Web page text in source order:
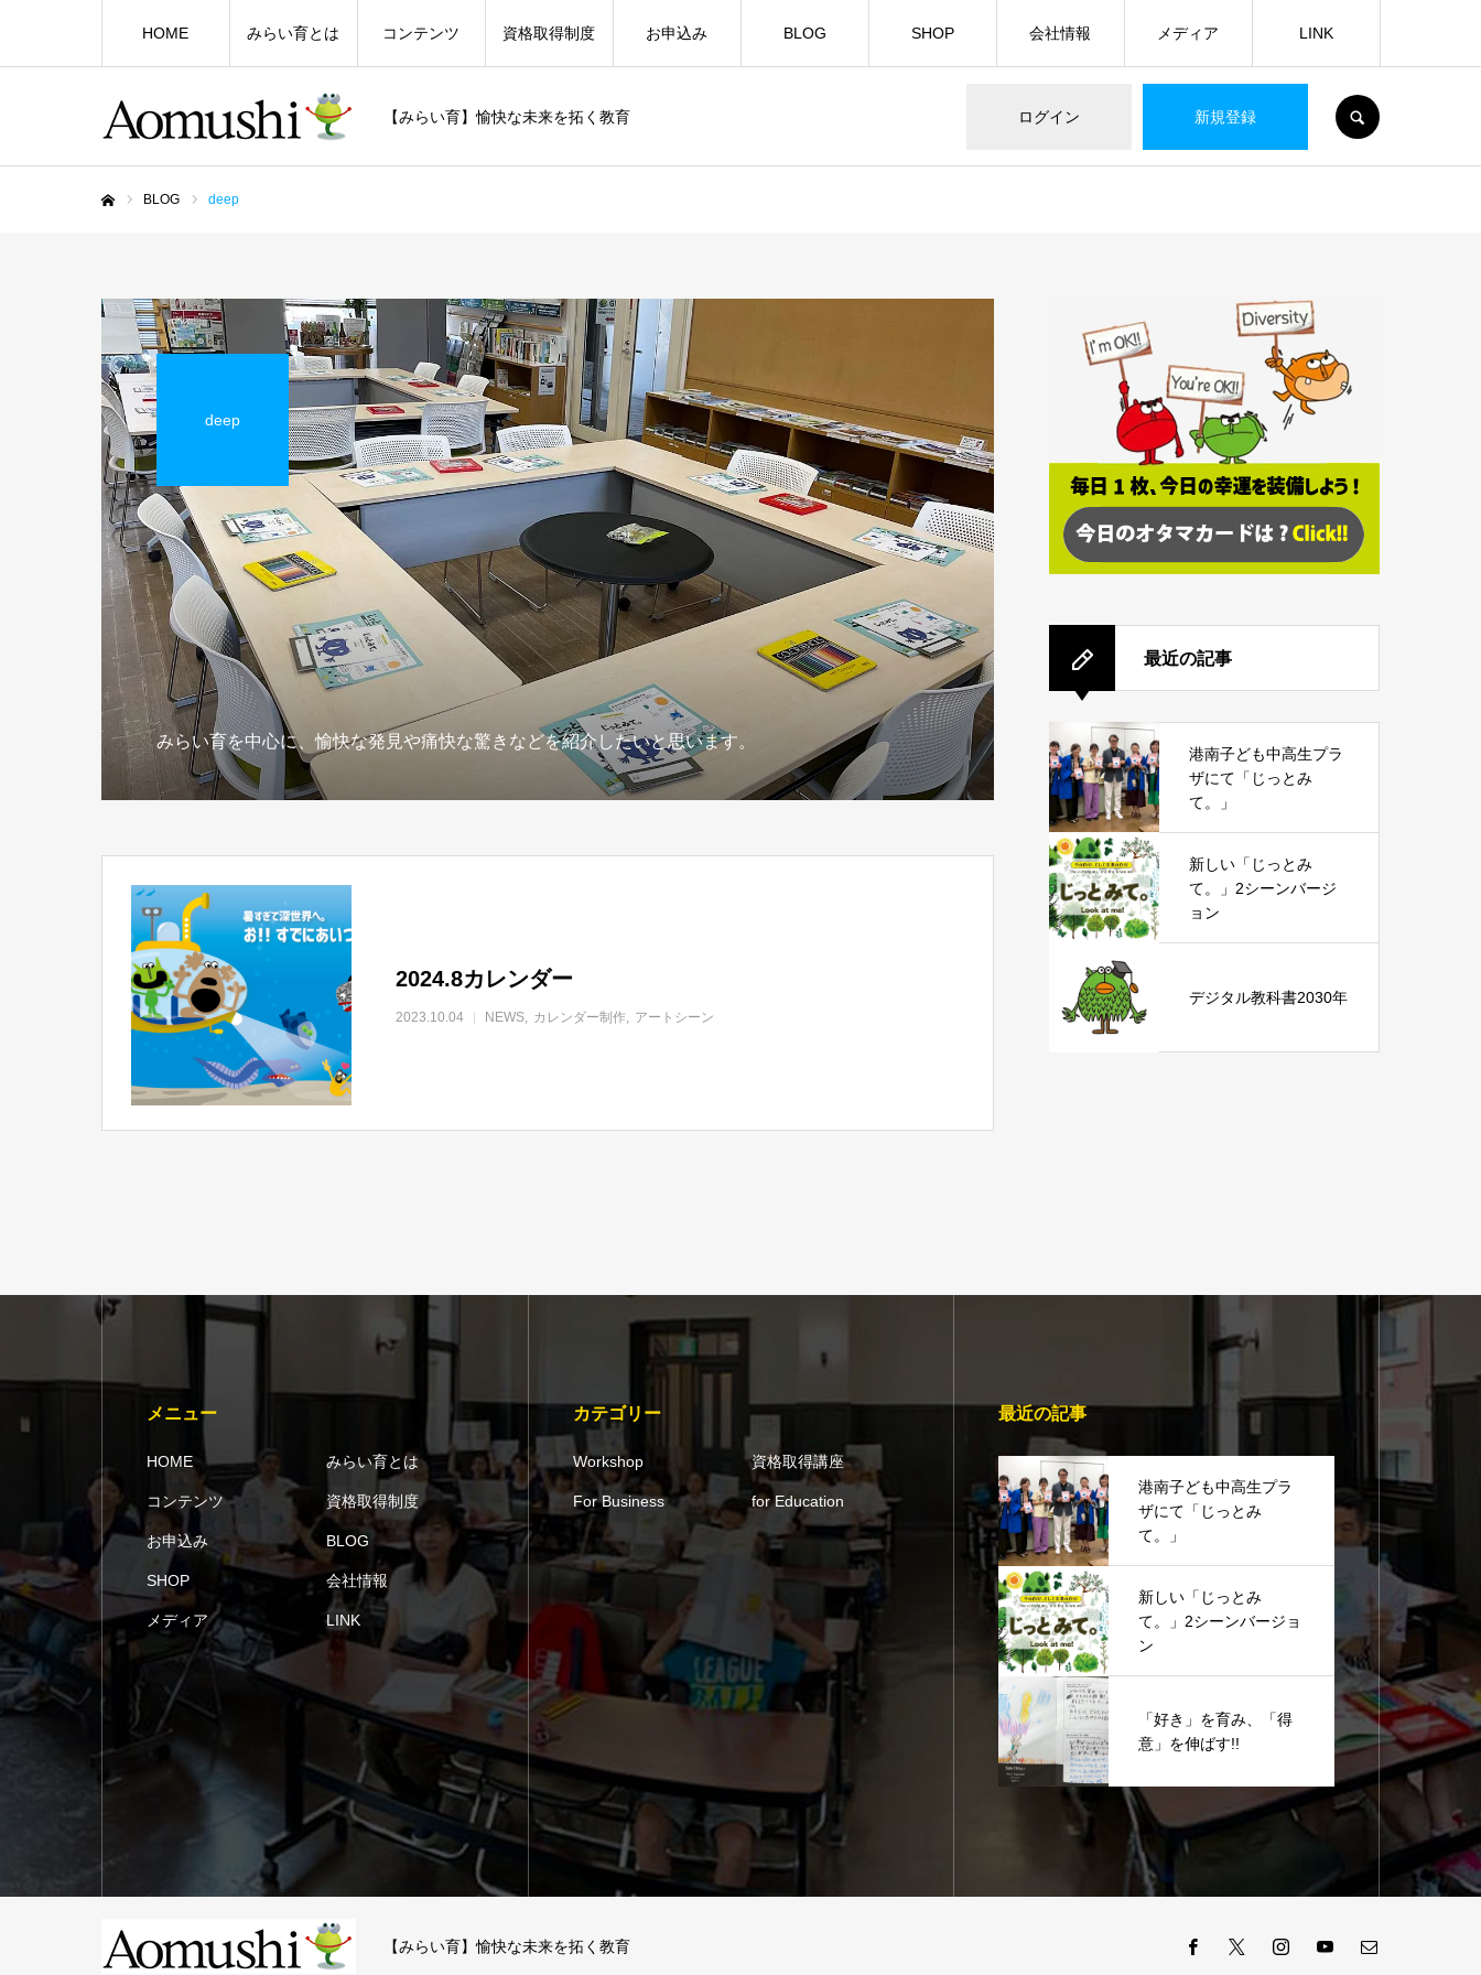
【みらい育】愉快な未来を拓く教育 ログイン 新規登録
HOME みらい育とは コンテンツ 資格取得制度 お申込み BLOG SHOP 会社情報 メディア LINK
BLOG deep
deep
みらい育を中心に、愉快な発見や痛快な驚きなどを紹介したいと思います。
2024.8カレンダー
2023.10.04 NEWS カレンダー制作 アートシーン
最近の記事
港南子ども中高生プラ
ザにて「じっとみ
て。」
新しい「じっとみ
て。」2シーンバージ
ョン
デジタル教科書2030年
メニュー
HOME みらい育とは
コンテンツ 資格取得制度
お申込み BLOG
SHOP 会社情報
メディア LINK
カテゴリー
Workshop 資格取得講座
For Business for Education
最近の記事
港南子ども中高生プラ
ザにて「じっとみ
て。」
新しい「じっとみ
て。」2シーンバージョ
ン
「好き」を育み、「得
意」を伸ばす!!
【みらい育】愉快な未来を拓く教育